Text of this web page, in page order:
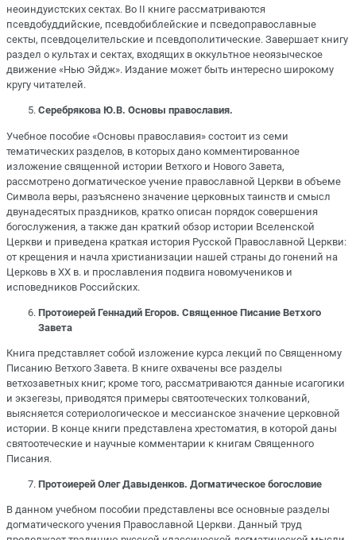
неоиндуистских сектах. Во II книге рассматриваются
псевдобуддийские, псевдобиблейские и псведоправославные
секты, псевдоцелительские и псевдополитические. Завершает книгу
раздел о культах и сектах, входящих в оккультное неоязыческое
движение «Нью Эйдж». Издание может быть интересно широкому
кругу читателей.
Серебрякова Ю.В. Основы православия.
Учебное пособие «Основы православия» состоит из семи
тематических разделов, в которых дано комментированное
изложение священной истории Ветхого и Нового Завета,
рассмотрено догматическое учение православной Церкви в объеме
Символа веры, разъяснено значение церковных таинств и смысл
двунадесятых праздников, кратко описан порядок совершения
богослужения, а также дан краткий обзор истории Вселенской
Церкви и приведена краткая история Русской Православной Церкви:
от крещения и начла христианизации нашей страны до гонений на
Церковь в ХХ в. и прославления подвига новомучеников и
исповедников Российских.
Протоиерей Геннадий Егоров. Священное Писание Ветхого
Завета
Книга представляет собой изложение курса лекций по Священному
Писанию Ветхого Завета. В книге охвачены все разделы
ветхозаветных книг; кроме того, рассматриваются данные исагогики
и экзегезы, приводятся примеры святоотеческих толкований,
выясняется сотериологическое и мессианское значение церковной
истории. В конце книги представлена хрестоматия, в которой даны
святоотеческие и научные комментарии к книгам Священного
Писания.
Протоиерей Олег Давыденков. Догматическое богословие
В данном учебном пособии представлены все основные разделы
догматического учения Православной Церкви. Данный труд